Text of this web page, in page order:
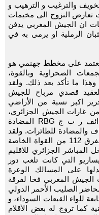
والترغيب و الترهيب و
تعارض النزوح الى مخيمات
ان الجيش المغربي يدفن
الرملية او يرمى به في
على مخطط جهنمي هو
الصحراوية وبالقوة،
ما تأكد بعد ذلك. ولقد
قصدي مرباح للجيش
اكبر نسبة من الأراضي
غارات الجيش الجزائري،
الذي كان مسلحا بذبابات صغيرة وقذائف ر ب ج RBG المضادة
الأكتاف والمضادة للطائرات. ولقد
تسللت الى الاقليم الكتيبة رقم 97 والفرق 112 من القواة الخاصة
المباشر الجزائري للاقليم
التي كانت تلعب دور
على المسالك الوعرة
26 فبراير 1976، نصب الجيش المغربي فخا لفرقة
الصليب الأحمر الدولي
للواء القبعات السوداء، و
كما تروج له بعض الأقلام